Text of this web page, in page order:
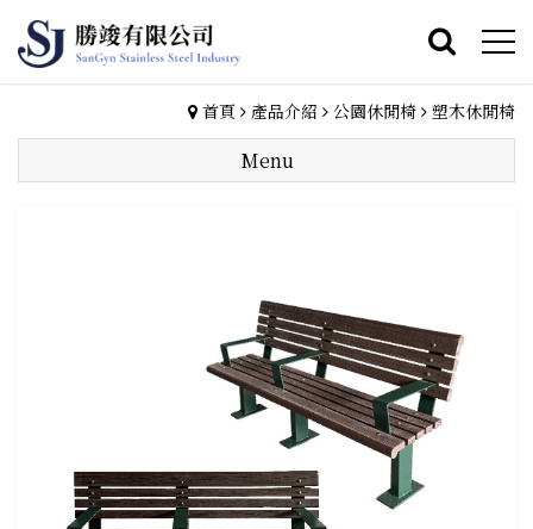
首頁 產品介紹 公園休閒椅 塑木休閒椅
Menu